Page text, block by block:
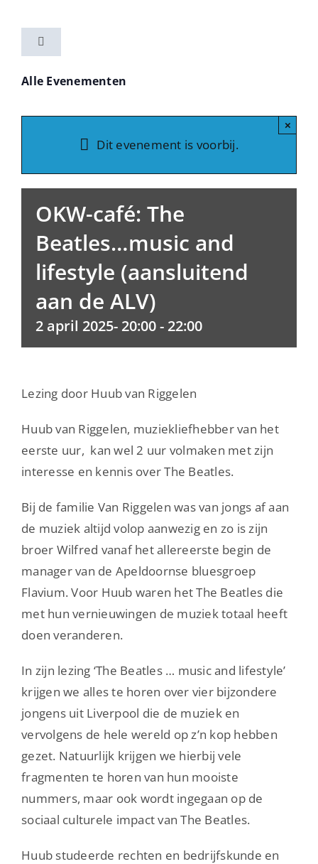
naar
inhoudToggle
Home
Vereniging
Nieuwsbrieven
Contact
Alle Evenementen
Dit evenement is voorbij.
×
OKW-café: The
Beatles…music and
lifestyle (aansluitend
aan de ALV)
2 april 2025- 20:00- 22:00
Lezing door Huub van Riggelen
Huub van Riggelen, muziekliefhebber van het
eerste uur, kan wel 2 uur volmaken met zijn
interesse en kennis over The Beatles.
Bij de familie Van Riggelen was van jongs af aan
de muziek altijd volop aanwezig en zo is zijn
broer Wilfred vanaf het allereerste begin de
manager van de Apeldoornse bluesgroep
Flavium. Voor Huub waren het The Beatles die
met hun vernieuwingen de muziek totaal heeft
doen veranderen.
In zijn lezing ‘The Beatles … music and lifestyle’
krijgen we alles te horen over vier bijzondere
jongens uit Liverpool die de muziek en
vervolgens de hele wereld op z’n kop hebben
gezet. Natuurlijk krijgen we hierbij vele
fragmenten te horen van hun mooiste
nummers, maar ook wordt ingegaan op de
sociaal culturele impact van The Beatles.
Huub studeerde rechten en bedrijfskunde en